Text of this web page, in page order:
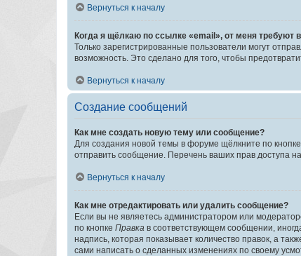
Вернуться к началу
Когда я щёлкаю по ссылке «email», от меня требуют
Только зарегистрированные пользователи могут
возможность. Это сделано для того, чтобы
Вернуться к началу
Создание сообщений
Как мне создать новую тему или сообщение?
Для создания новой темы в форуме щёлкните по
отправить сообщение. Перечень ваших прав доступа
Вернуться к началу
Как мне отредактировать или удалить сообщение?
Если вы не являетесь администратором или
по кнопке Правка в соответствующем сообщении,
надпись, которая показывает количество правок, а
сами написать о сделанных изменениях по своему